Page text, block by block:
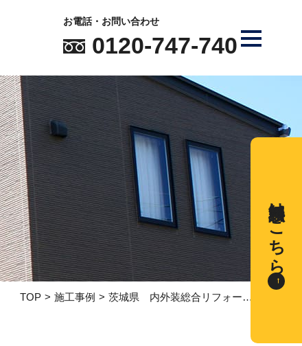
お電話・お問い合わせ
0120-747-740
TOP 施工事例 茨城県 内外装総合リフォーム工事
無料相談はこちら